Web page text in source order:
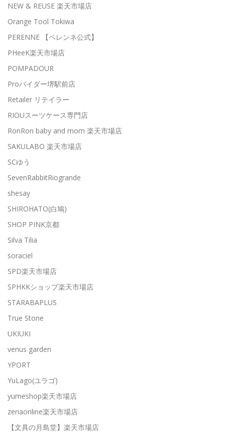
NEW & REUSE 楽天市場店
Orange Tool Tokiwa
PERENNE 【ペレンネ公式】
PHeeK楽天市場店
POMPADOUR
Proバイダー堺駅前店
Retailer リテイラー
RIOUスーツケース専門店
RonRon baby and mom 楽天市場店
SAKULABO 楽天市場店
SCゆう
SevenRabbitRiogrande
shesay
SHIROHATO(白鳩)
SHOP PINK京都
Silva Tilia
soraciel
SPD楽天市場店
SPHKKショップ楽天市場店
STARABAPLUS
True Stone
UKIUKI
venus garden
YPORT
YuLago(ユラゴ)
yumeshop楽天市場店
zeriaonline楽天市場店
【文具の月島堂】楽天市場店